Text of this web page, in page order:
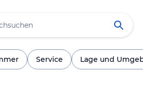
Service Lage und